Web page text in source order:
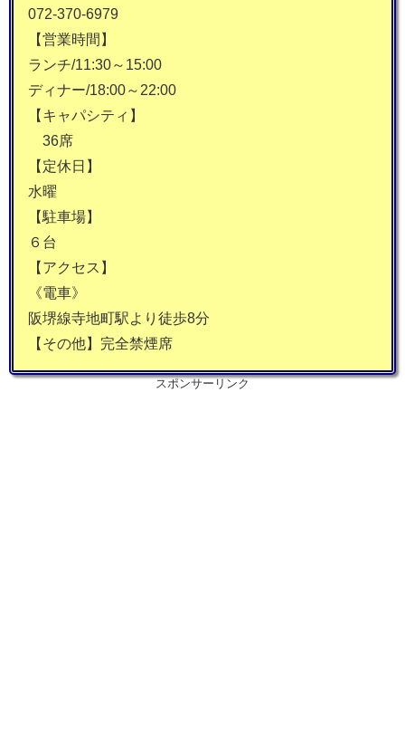
072-370-6979
【営業時間】
ランチ/11:30～15:00
ディナー/18:00～22:00
【キャパシティ】
36席
【定休日】
水曜
【駐車場】
６台
【アクセス】
《電車》
阪堺線寺地町駅より徒歩8分
【その他】完全禁煙席
スポンサーリンク